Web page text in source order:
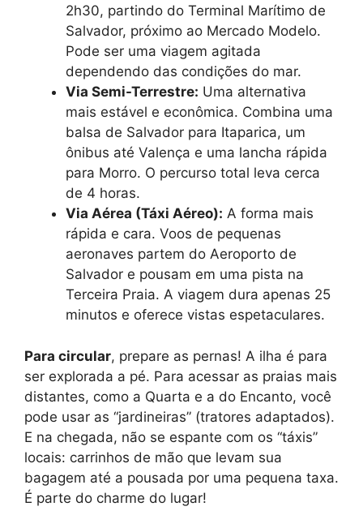
2h30, partindo do Terminal Marítimo de
Salvador, próximo ao Mercado Modelo.
Pode ser uma viagem agitada
dependendo das condições do mar.
Via Semi-Terrestre: Uma alternativa
mais estável e econômica. Combina uma
balsa de Salvador para Itaparica, um
ônibus até Valença e uma lancha rápida
para Morro. O percurso total leva cerca
de 4 horas.
Via Aérea (Táxi Aéreo): A forma mais
rápida e cara. Voos de pequenas
aeronaves partem do Aeroporto de
Salvador e pousam em uma pista na
Terceira Praia. A viagem dura apenas 25
minutos e oferece vistas espetaculares.
Para circular, prepare as pernas! A ilha é para
ser explorada a pé. Para acessar as praias mais
distantes, como a Quarta e a do Encanto, você
pode usar as “jardineiras” (tratores adaptados).
E na chegada, não se espante com os “táxis”
locais: carrinhos de mão que levam sua
bagagem até a pousada por uma pequena taxa.
É parte do charme do lugar!